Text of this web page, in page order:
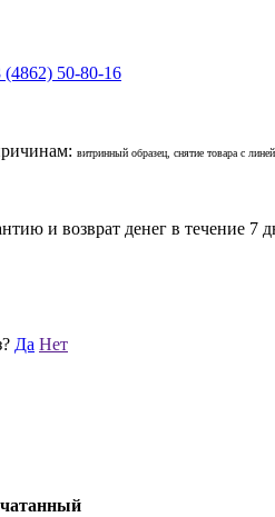
(4862) 50-80-16
витринный образец, снятие товара с
и возврат денег в течение 7
Да Нет